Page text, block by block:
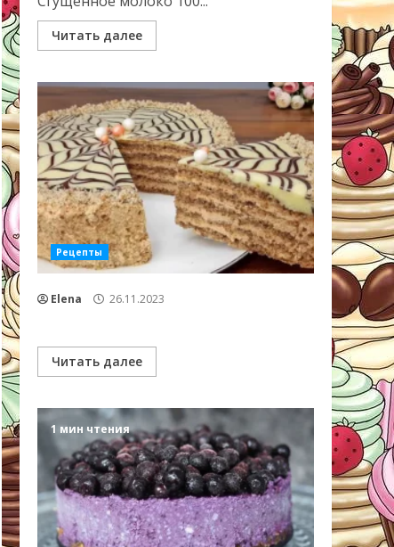
Читать далее
Рецепты
Elena 26.11.2023
Читать далее
1 мин чтения